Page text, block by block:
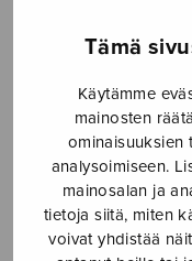
Tämä
Käytämme
mainosten
ominaisuuksien
analysoimiseen.
mainosalan ja
tietoja siitä, miten
voivat yhdistää
SEKAKUORO
SOITINKOULUT
SOITINMUSIIKKI
YKSINLAULU